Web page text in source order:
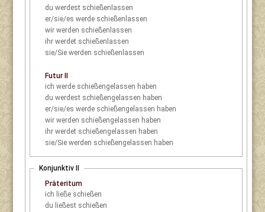
du werdest schießenlassen
er/sie/es werde schießenlassen
wir werden schießenlassen
ihr werdet schießenlassen
sie/Sie werden schießenlassen
Futur II
ich
werde schießengelassen haben
du
werdest schießengelassen haben
er/sie/es
werde schießengelassen haben
wir
werden schießengelassen haben
ihr
werdet schießengelassen haben
sie/Sie
werden schießengelassen haben
Konjunktiv II
Präteritum
ich ließe schießen
du ließest schießen